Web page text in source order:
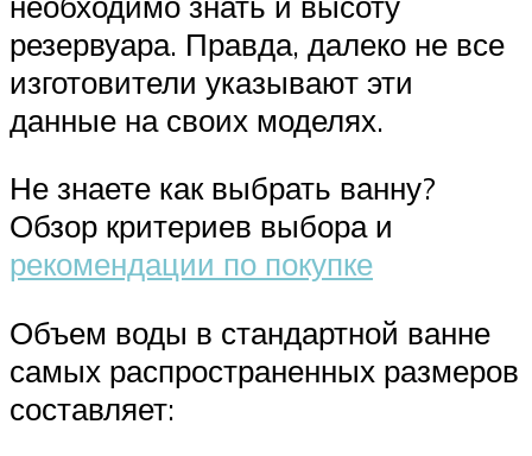
резервуара. Правда, далеко не все
изготовители указывают эти
данные на своих моделях.
Не знаете как выбрать ванну?
Обзор критериев выбора и
рекомендации по покупке
Объем воды в стандартной ванне
самых распространенных размеров
составляет: